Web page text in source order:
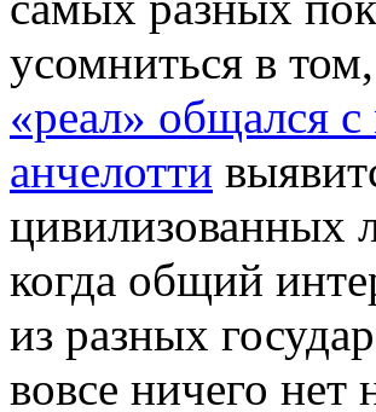
усомниться в
«реал» общался
анчелотти
цивилизованных
когда общий
из разных
вовсе ничего